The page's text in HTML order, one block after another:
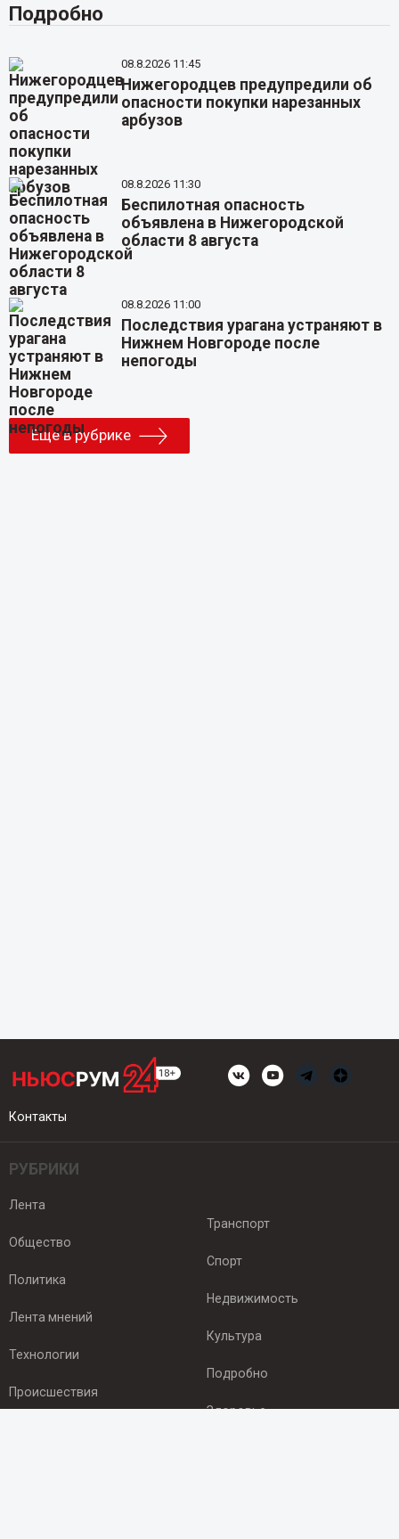
Подробно
08.8.2026 11:45
Нижегородцев предупредили об
опасности покупки нарезанных
арбузов
08.8.2026 11:30
Беспилотная опасность
объявлена в Нижегородской
области 8 августа
08.8.2026 11:00
Последствия урагана устраняют в
Нижнем Новгороде после
непогоды
Еще в рубрике
Контакты
РУБРИКИ
Лента
Общество
Политика
Лента мнений
Технологии
Происшествия
Транспорт
Спорт
Недвижимость
Культура
Подробно
Здоровье